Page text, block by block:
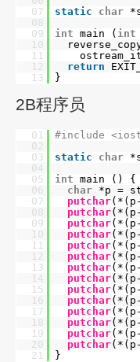
07
static char
08
09
int main ( int
10
11
12
return
13
}
2B程序员
01
#include
02
03
static char
04
05
int main () {
06
char *p =
07
putchar
08
putchar
09
putchar
10
putchar
11
putchar
12
putchar
13
putchar
14
putchar
15
putchar
16
putchar
17
putchar
18
putchar
19
putchar
20
putchar
21
}